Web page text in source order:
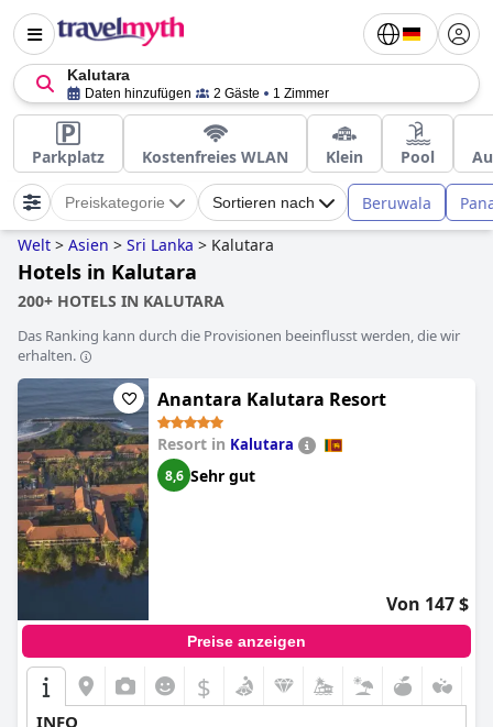
Kalutara
Daten hinzufügen 2 Gäste 1 Zimmer
Parkplatz Kostenfreies WLAN Klein Pool
Preiskategorie Sortieren nach Beruwala
Welt > Asien > Sri Lanka > Kalutara
Hotels in Kalutara
200+ HOTELS IN KALUTARA
Das Ranking kann durch die Provisionen beeinflusst werden, die wir
erhalten.
Anantara Kalutara Resort
Resort in Kalutara
8,6 Sehr gut
Von 147 $
Preise anzeigen
$
INFO